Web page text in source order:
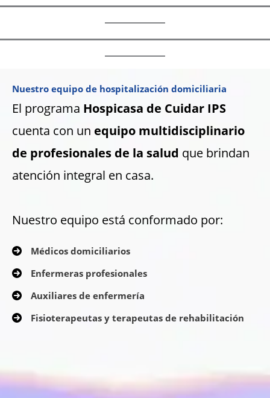
Nuestro equipo de hospitalización domiciliaria
El programa Hospicasa de Cuidar IPS
cuenta con un equipo multidisciplinario
de profesionales de la salud que brindan
atención integral en casa.
Nuestro equipo está conformado por:
Médicos domiciliarios
Enfermeras profesionales
Auxiliares de enfermería
Fisioterapeutas y terapeutas de rehabilitación